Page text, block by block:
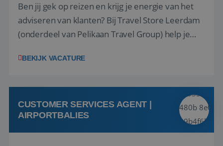
Ben jij gek op reizen en krijg je energie van het
adviseren van klanten? Bij Travel Store Leerdam
(onderdeel van Pelikaan Travel Group) help je
vinden. Samen maken we van elke reis een
hebt in de reisbranche of j...
BEKIJK VACATURE
CUSTOMER SERVICES AGENT |
AIRPORTBALIES